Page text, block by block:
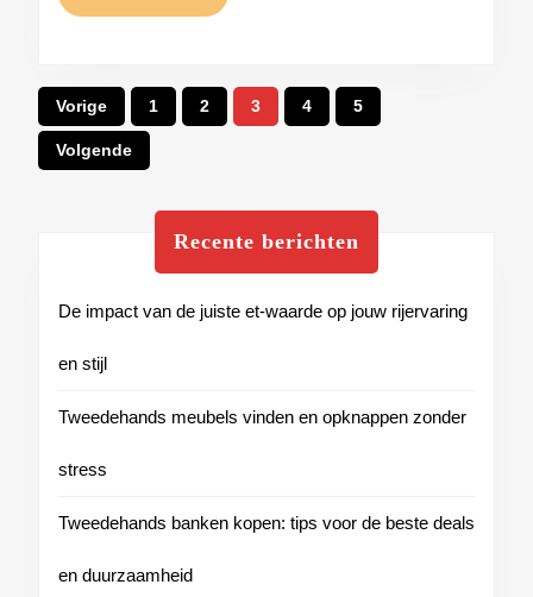
leuk?LEZEN
Berichten
paginering
Vorige 1 2 3 4 5
Volgende
Recente berichten
De impact van de juiste et-waarde op jouw rijervaring
en stijl
Tweedehands meubels vinden en opknappen zonder
stress
Tweedehands banken kopen: tips voor de beste deals
en duurzaamheid